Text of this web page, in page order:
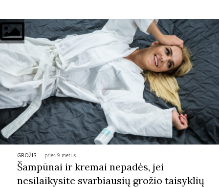
SVEIKATA
APIE MANE
PSICHOLOGIJA
HOROSKOPAI
ASTROLOGIJA
POLITIKA
GROŽIS prieš 9 metus
Šampūnai ir kremai nepadės, jei
nesilaikysite svarbiausių grožio taisyklių